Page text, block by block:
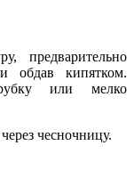
предварительно
обдав кипятком.
или мелко
чесночницу.